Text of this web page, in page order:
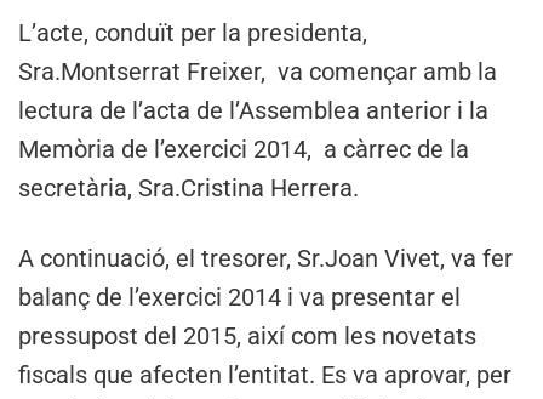
L’acte, conduït per la presidenta,
Sra.Montserrat Freixer, va començar amb la
lectura de l’acta de l’Assemblea anterior i la
Memòria de l’exercici 2014, a càrrec de la
secretària, Sra.Cristina Herrera.
A continuació, el tresorer, Sr.Joan Vivet, va fer
balanç de l’exercici 2014 i va presentar el
pressupost del 2015, així com les novetats
fiscals que afecten l’entitat. Es va aprovar, per